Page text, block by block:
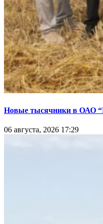
Новые тысячники в ОАО
06 августа, 2026 17:29